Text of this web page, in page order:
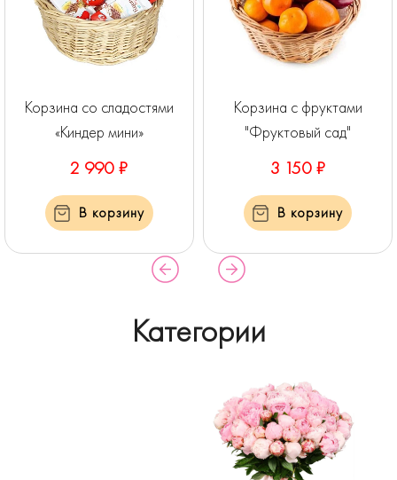
Корзина со сладостями
«Киндер мини»
2 990 ₽
В корзину
Корзина с фруктами
"Фруктовый сад"
3 150 ₽
В корзину
Категории